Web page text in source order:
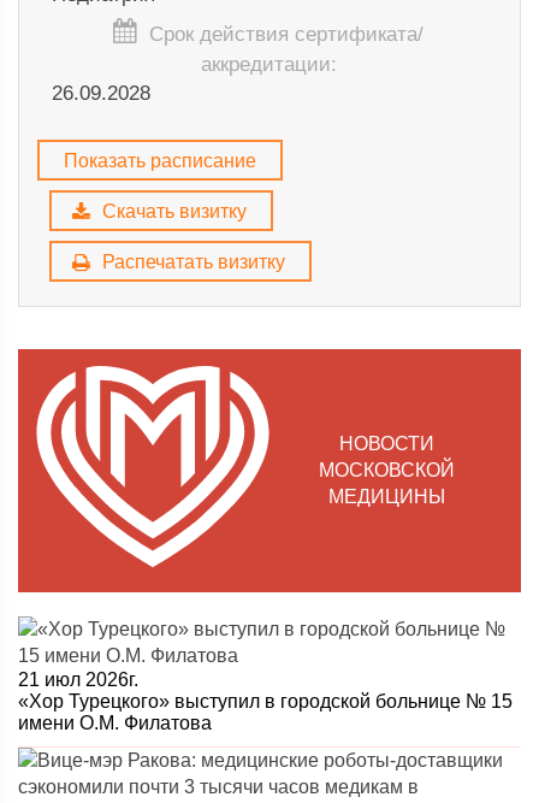
Срок действия сертификата/
аккредитации:
26.09.2028
Показать расписание
Скачать визитку
Распечатать визитку
НОВОСТИ
МОСКОВСКОЙ
МЕДИЦИНЫ
21 июл 2026г.
«Хор Турецкого» выступил в городской больнице № 15
имени О.М. Филатова